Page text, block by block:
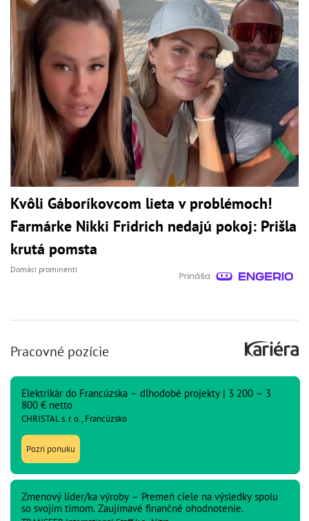
Kvôli Gáboríkovcom lieta v problémoch!
Farmárke Nikki Fridrich nedajú pokoj: Prišla
krutá pomsta
Domáci prominenti
Pracovné pozície
Elektrikár do Francúzska – dlhodobé projekty | 3 200 – 3
800 € netto
CHRISTAL s. r. o., Francúzsko
Pozri ponuku
Zmenový líder/ka výroby – Premeň ciele na výsledky spolu
so svojím tímom. Zaujímavé finančné ohodnotenie.